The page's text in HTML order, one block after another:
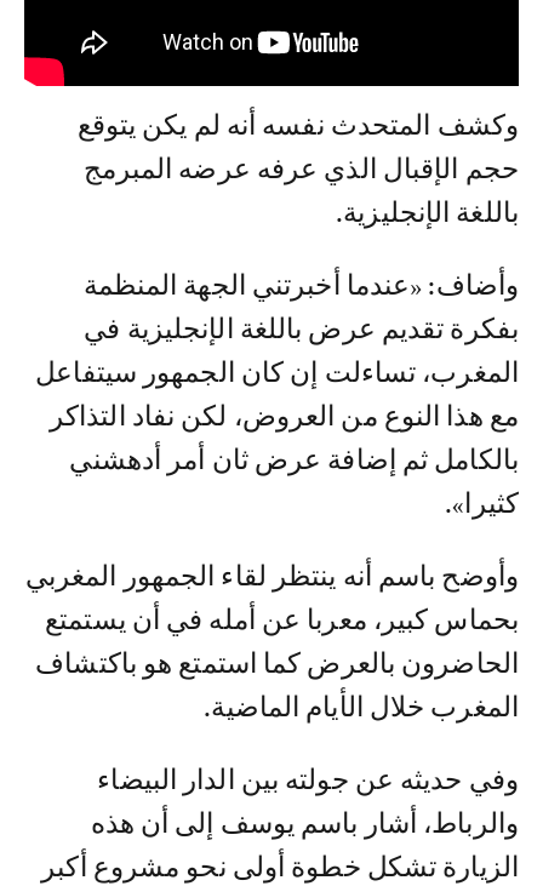
وكشف المتحدث نفسه أنه لم يكن يتوقع
حجم الإقبال الذي عرفه عرضه المبرمج
باللغة الإنجليزية.
وأضاف: «عندما أخبرتني الجهة المنظمة
بفكرة تقديم عرض باللغة الإنجليزية في
المغرب، تساءلت إن كان الجمهور سيتفاعل
مع هذا النوع من العروض، لكن نفاد التذاكر
بالكامل ثم إضافة عرض ثان أمر أدهشني
كثيرا».
وأوضح باسم أنه ينتظر لقاء الجمهور المغربي
بحماس كبير، معربا عن أمله في أن يستمتع
الحاضرون بالعرض كما استمتع هو باكتشاف
المغرب خلال الأيام الماضية.
وفي حديثه عن جولته بين الدار البيضاء
والرباط، أشار باسم يوسف إلى أن هذه
الزيارة تشكل خطوة أولى نحو مشروع أكبر